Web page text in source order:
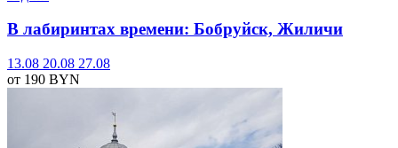
В лабиринтах времени: Бобруйск, Жиличи
13.08 20.08 27.08
от 190 BYN